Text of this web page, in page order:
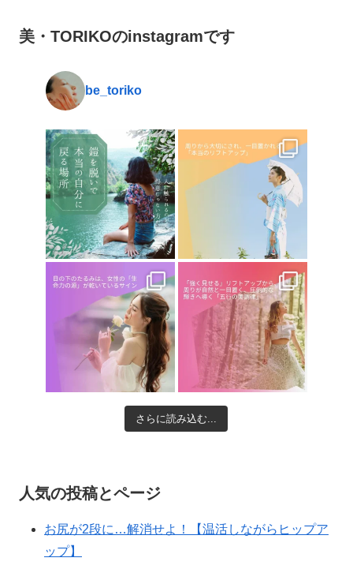
美・TORIKOのinstagramです
be_toriko
さらに読み込む...
人気の投稿とページ
お尻が2段に…解消せよ！【温活しながらヒップア
ップ】